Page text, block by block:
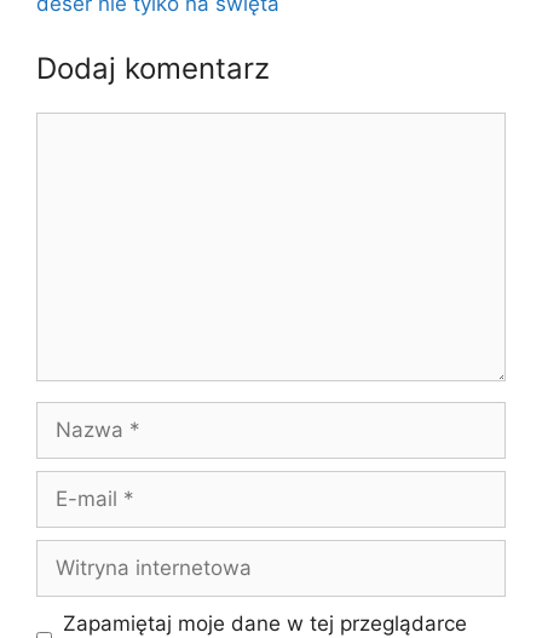
Dodaj komentarz
Nazwa
Witryna
internetowa
Zapamiętaj moje dane w tej przeglądarce